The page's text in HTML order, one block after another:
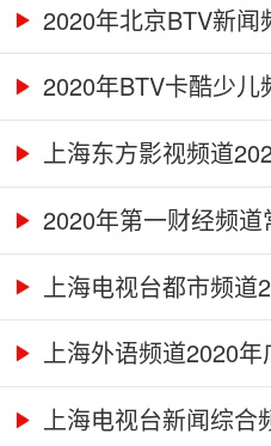
2020年北京BTV新闻
2020年BTV卡酷少儿
上海东方影视频道
2020年第一财经频
上海电视台都市频
上海外语频道2020
上海电视台新闻综合